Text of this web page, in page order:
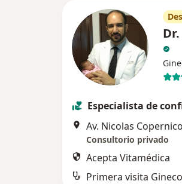
Especialista de
Consultorio privado
Acepta Vitamédica
Primera visita